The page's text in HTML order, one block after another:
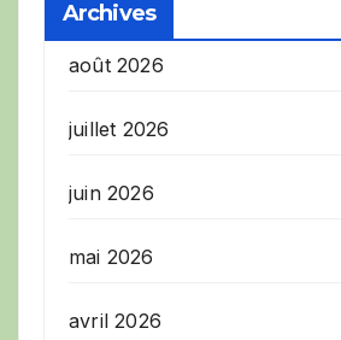
Archives
août 2026
juillet 2026
juin 2026
mai 2026
avril 2026